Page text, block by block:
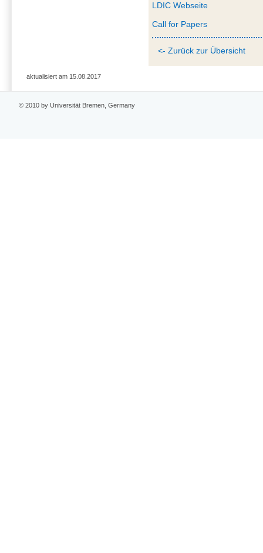
LDIC Webseite
Call for Papers
<- Zurück zur Übersicht
aktualisiert am 15.08.2017
© 2010 by Universität Bremen, Germany